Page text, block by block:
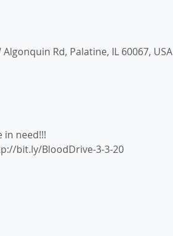
Rd, Palatine, IL 60067, USA
in need!!!
bit.ly/BloodDrive-3-3-20